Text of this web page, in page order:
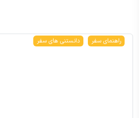
راهنمای سفر دانستنی های سفر